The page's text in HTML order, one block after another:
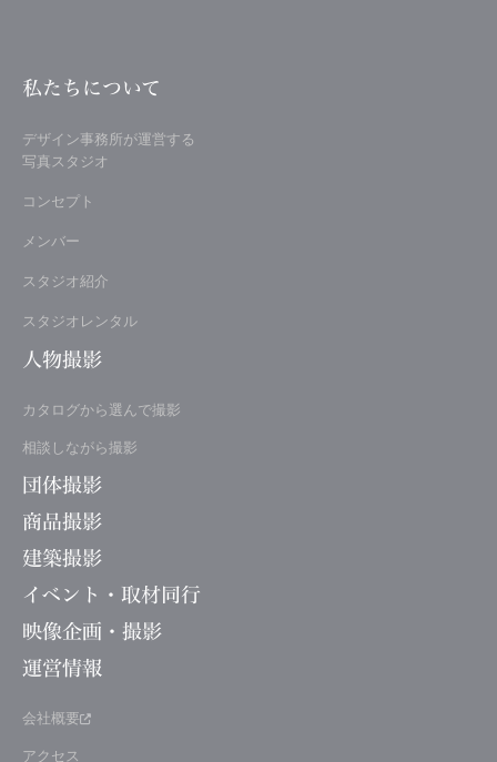
私たちについて
デザイン事務所が運営する
写真スタジオ
コンセプト
メンバー
スタジオ紹介
スタジオレンタル
人物撮影
カタログから選んで撮影
相談しながら撮影
団体撮影
商品撮影
建築撮影
イベント・取材同行
映像企画・撮影
運営情報
会社概要
アクセス